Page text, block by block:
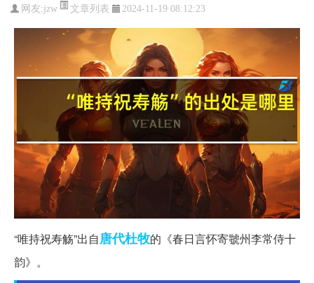
网友:jzw 文章列表 2024-11-19 08:12:23
“唯持祝寿觞”出自唐代杜牧的《春日言怀寄虢州李常侍十
韵》。